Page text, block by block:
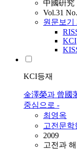
中國硏究
Vol.31
원문보기
KCI
KCI등재
金澤榮과 曾國
중심으로 -
최영옥
고전문학
2009
고전과